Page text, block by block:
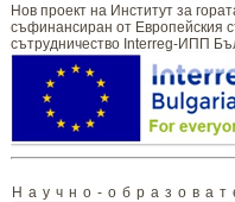
Нов проект на Институт за
съфинансиран от Европейския
сътрудничество Interreg-ИПП
Научно-